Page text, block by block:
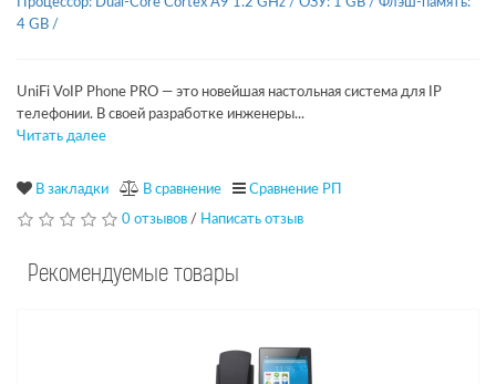
4 GB /
UniFi VoIP Phone PRO — это новейшая настольная система для IP
телефонии. В своей разработке инженеры...
Читать далее
В закладки В сравнение Сравнение РП
0 отзывов / Написать отзыв
Рекомендуемые товары